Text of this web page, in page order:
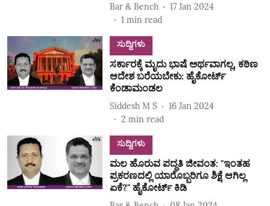
Bar & Bench
17 Jan 2024
1 min read
ಸುದ್ದಿಗಳು
ಸರ್ಕಾರಕ್ಕೆ ಮೃದು ಭಾಷೆ ಅರ್ಥವಾಗಲ್ಲ, ಕಠಿಣ
ಆದೇಶ ಬರೆಯಬೇಕು: ಹೈಕೋರ್ಟ್‌
ಕೆಂಡಾಮಂಡಲ
Siddesh M S
16 Jan 2024
2 min read
ಸುದ್ದಿಗಳು
ಮಲ ಹೊರುವ ಪದ್ಧತಿ ಜೀವಂತ: "ಇಂತಹ
ಪ್ರಕರಣದಲ್ಲಿ ಯಾರೊಬ್ಬರಿಗೂ ಶಿಕ್ಷೆ ಆಗಿಲ್ಲ
ಏಕೆ?" ಹೈಕೋರ್ಟ್‌ ಕಿಡಿ